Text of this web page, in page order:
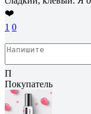
❤️
1 0
П
Покупатель